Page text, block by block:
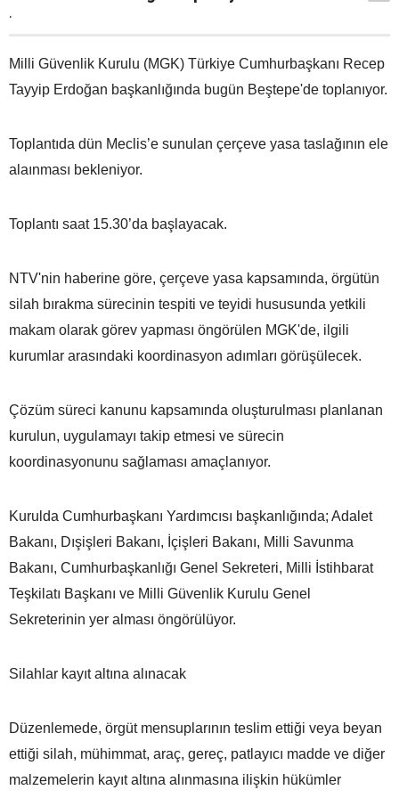
.
Milli Güvenlik Kurulu (MGK) Türkiye Cumhurbaşkanı Recep
Tayyip Erdoğan başkanlığında bugün Beştepe'de toplanıyor.
Toplantıda dün Meclis’e sunulan çerçeve yasa taslağının ele
alaınması bekleniyor.
Toplantı saat 15.30’da başlayacak.
NTV'nin haberine göre, çerçeve yasa kapsamında, örgütün
silah bırakma sürecinin tespiti ve teyidi hususunda yetkili
makam olarak görev yapması öngörülen MGK'de, ilgili
kurumlar arasındaki koordinasyon adımları görüşülecek.
Çözüm süreci kanunu kapsamında oluşturulması planlanan
kurulun, uygulamayı takip etmesi ve sürecin
koordinasyonunu sağlaması amaçlanıyor.
Kurulda Cumhurbaşkanı Yardımcısı başkanlığında; Adalet
Bakanı, Dışişleri Bakanı, İçişleri Bakanı, Milli Savunma
Bakanı, Cumhurbaşkanlığı Genel Sekreteri, Milli İstihbarat
Teşkilatı Başkanı ve Milli Güvenlik Kurulu Genel
Sekreterinin yer alması öngörülüyor.
Silahlar kayıt altına alınacak
Düzenlemede, örgüt mensuplarının teslim ettiği veya beyan
ettiği silah, mühimmat, araç, gereç, patlayıcı madde ve diğer
malzemelerin kayıt altına alınmasına ilişkin hükümler